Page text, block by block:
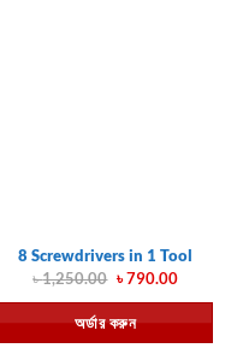
8 Screwdrivers in 1 Tool
৳1,250.00 Original
was:
৳ 1,250.00.
৳790.00Current
is:
৳ 790.00.
অর্ডার করুন